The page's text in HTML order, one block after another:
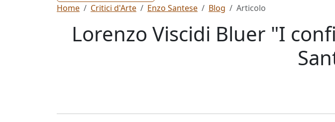
Home Critici d'Arte Enzo Santese Blog Articolo
Lorenzo Viscidi Bluer "I